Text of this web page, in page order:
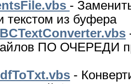
-
текстом из буфера
ПО ОЧЕРЕДИ
-